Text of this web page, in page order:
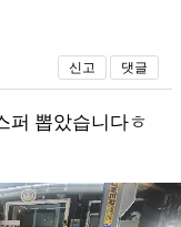
신고 댓글
퍼 뽑았습니다ㅎ